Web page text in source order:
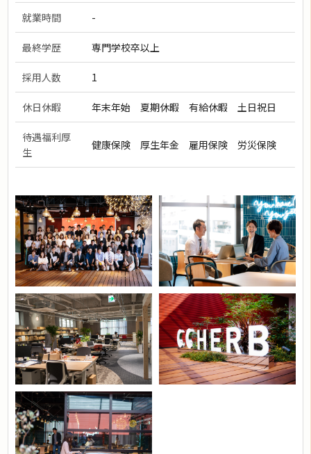
就業時間 -
最終学歴 専門学校卒以上
採用人数 1
休日休暇 年末年始 夏期休暇 有給休暇 土日祝日
待遇福利厚
生
健康保険 厚生年金 雇用保険 労災保険